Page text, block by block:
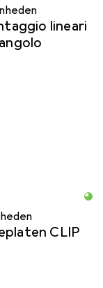
lineari
CLIP